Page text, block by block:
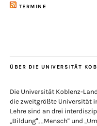
TERMINE
ÜBER DIE UNIVERSITÄT
Die Universität Koblenz-
die zweitgrößte Universität
Lehre sind an drei
„Bildung“, „Mensch“ und